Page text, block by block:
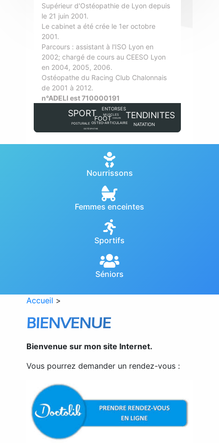
Supérieur d'Ostéopathie de Lyon depuis
le 21 juin 2001.
Le cabinet a été crée le 1er octobre
2001.
Parcours : assistant à l'ISO Lyon en
2002; chargé de cours au CEESO Lyon
en 2004, 2005, 2006.
Ostéopathe du Racing Club Chalonnais
de 2001 à 2012.
n°ADELI est 710000191
SPORT
FOOT
OSTEO-ARTICULAIRE
TENDINITES
MUSCLES
ENTORSES
POSTURALE
OSTÉOPATHE
NATATION
CHALON
Nourrissons
Femmes enceintes
Sportifs
Séniors
Accueil >
BIENVENUE
Bienvenue sur mon site Internet.
Vous pourrez demander un rendez-vous :